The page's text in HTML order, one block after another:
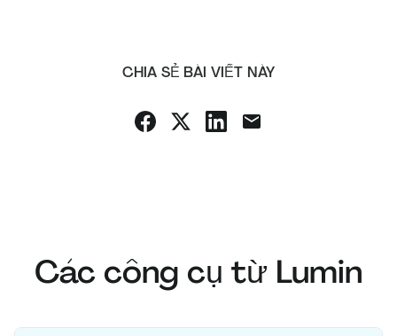
CHIA SẺ BÀI VIẾT NÀY
Các công cụ từ Lumin